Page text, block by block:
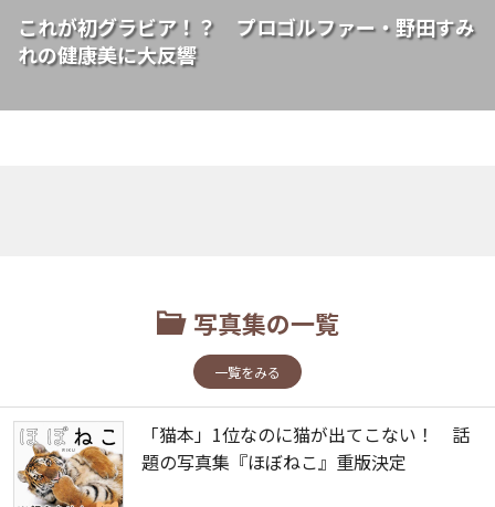
これが初グラビア！？ プロゴルファー・野田すみ
れの健康美に大反響
写真集の一覧
一覧をみる
「猫本」1位なのに猫が出てこない！ 話
題の写真集『ほぼねこ』重版決定